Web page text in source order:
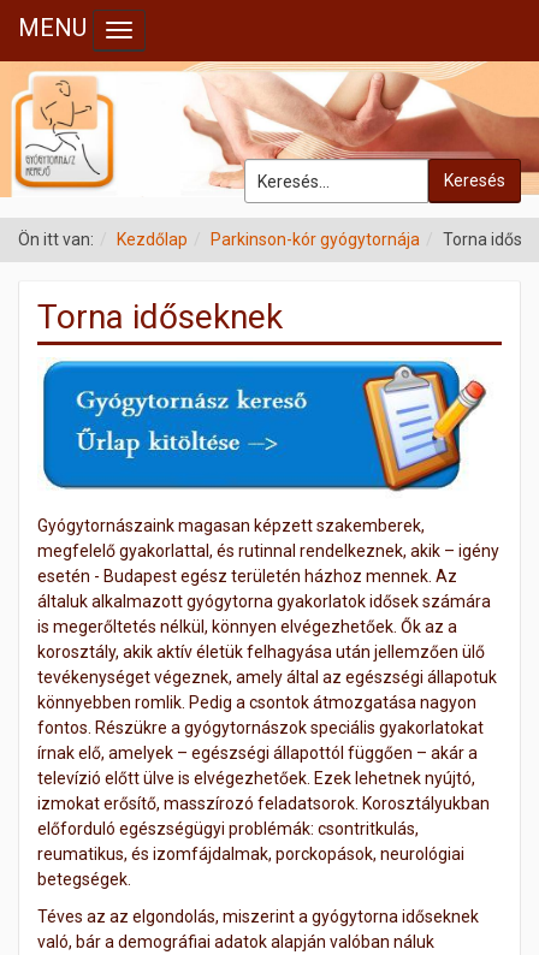
Keresés
MENU Toggle navigation
Ön itt van: Kezdőlap Parkinson-kór gyógytornája Torna
Torna időseknek
Gyógytornászaink magasan képzett szakemberek,
megfelelő gyakorlattal, és rutinnal rendelkeznek, akik – igény
esetén - Budapest egész területén házhoz mennek. Az
általuk alkalmazott gyógytorna gyakorlatok idősek számára
is megerőltetés nélkül, könnyen elvégezhetőek. Ők az a
korosztály, akik aktív életük felhagyása után jellemzően ülő
tevékenységet végeznek, amely által az egészségi állapotuk
könnyebben romlik. Pedig a csontok átmozgatása nagyon
fontos. Részükre a gyógytornászok speciális gyakorlatokat
írnak elő, amelyek – egészségi állapottól függően – akár a
televízió előtt ülve is elvégezhetőek. Ezek lehetnek nyújtó,
izmokat erősítő, masszírozó feladatsorok. Korosztályukban
előforduló egészségügyi problémák: csontritkulás,
reumatikus, és izomfájdalmak, porckopások, neurológiai
betegségek.
Téves az az elgondolás, miszerint a gyógytorna időseknek
való, bár a demográfiai adatok alapján valóban náluk